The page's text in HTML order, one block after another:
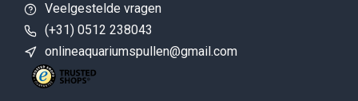
Veelgestelde vragen
(+31) 0512 238043
onlineaquariumspullen@gmail.com